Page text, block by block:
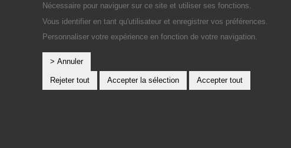
Nécessaire pour naviguer sur ce site et utiliser ses fonctions.
Vous identifier en tant qu'utilisateur et enregistrer vos préférences.
Personnaliser votre expérience en fonction de votre navigation.
> Annuler
Rejeter tout Accepter la sélection Accepter tout